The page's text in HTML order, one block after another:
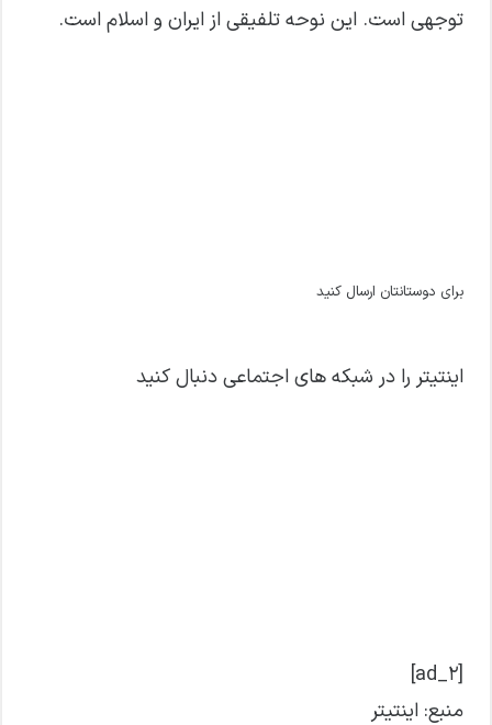
توجهی است. این نوحه تلفیقی از ایران و اسلام است.
برای دوستانتان ارسال کنید
اینتیتر را در شبکه های اجتماعی دنبال کنید
[ad_2]
منبع: اینتیتر